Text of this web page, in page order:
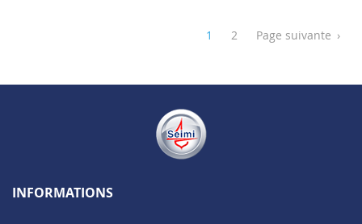
1 2 ›
Page suivante
INFORMATIONS